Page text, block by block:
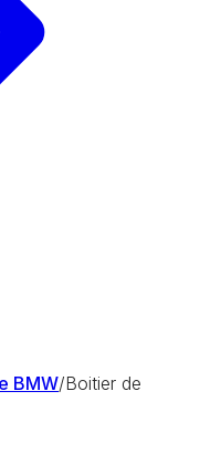
BMW/Boitier de